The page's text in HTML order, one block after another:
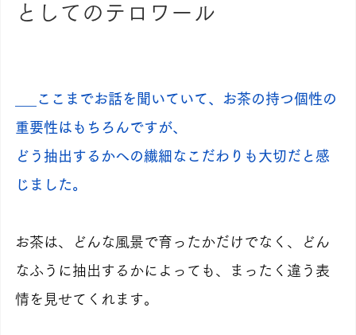
としてのテロワール
___ここまでお話を聞いていて、お茶の持つ個性の
重要性はもちろんですが、
どう抽出するかへの繊細なこだわりも大切だと感
じました。
お茶は、どんな風景で育ったかだけでなく、どん
なふうに抽出するかによっても、まったく違う表
情を見せてくれます。